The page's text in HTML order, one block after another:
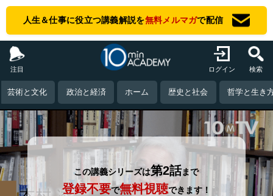
人生＆仕事に役立つ講義解説を無料メルマガで配信
注目 ログイン 検索
芸術と文化 政治と経済 ホーム 歴史と社会 哲学と生き
この講義シリーズは第2話まで
登録不要で無料視聴できます！